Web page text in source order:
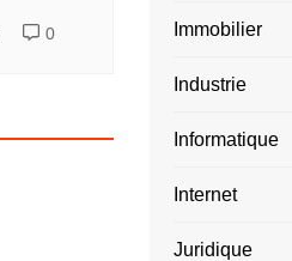
0 Immobilier
Industrie
Informatique
Internet
Juridique